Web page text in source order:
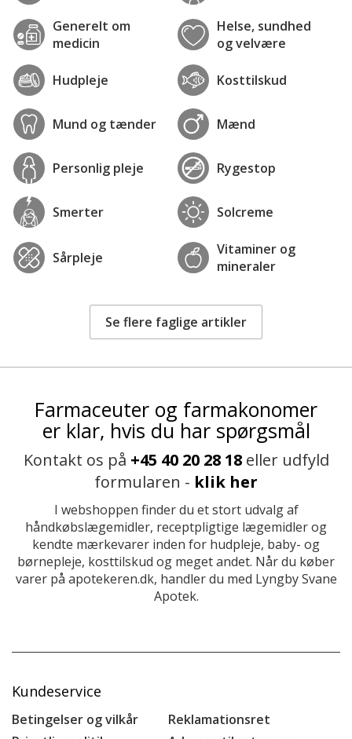
Generelt om
medicin
Helse, sundhed
og velvære
Hudpleje Kosttilskud
Mund og tænder Mænd
Personlig pleje Rygestop
Smerter Solcreme
Sårpleje
Vitaminer og
mineraler
Se flere faglige artikler
Farmaceuter og farmakonomer
er klar, hvis du har spørgsmål
Kontakt os på +45 40 20 28 18eller udfyld
formularen - klik her
I webshoppen finder du et stort udvalg af
håndkøbslægemidler, receptpligtige lægemidler og
kendte mærkevarer inden for hudpleje, baby- og
børnepleje, kosttilskud og meget andet. Når du køber
varer på apotekeren.dk, handler du med Lyngby Svane
Apotek.
Kundeservice
Betingelser og vilkår
Reklamationsret